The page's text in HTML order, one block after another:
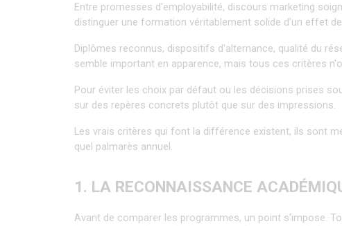
Entre promesses d'employabilité, discours marketing
distinguer une formation véritablement solide d'un effet
Diplômes reconnus, dispositifs d'alternance, qualité du
semble important en apparence, mais tous ces critères
Pour éviter les choix par défaut ou les décisions prises
sur des repères concrets plutôt que sur des impressions.
Les vrais critères qui font la différence existent, ils sont
quel palmarès annuel.
1. LA RECONNAISSANCE
Avant de comparer les programmes, un point s’impose.